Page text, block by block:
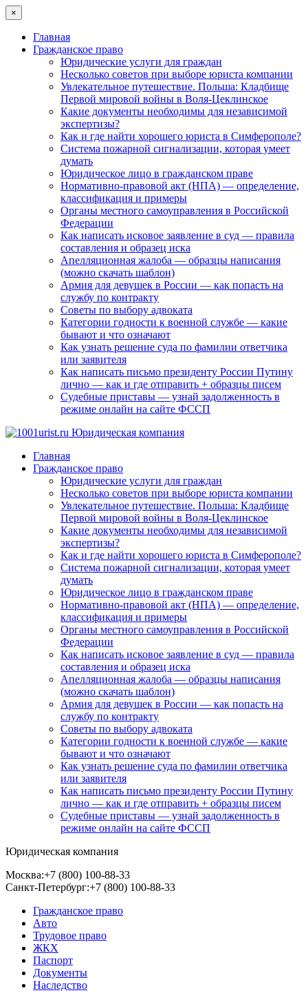
×
Главная
Гражданское право
Юридические услуги для граждан
Несколько советов при выборе юриста компании
Увлекательное путешествие. Польша: Кладбище
Первой мировой войны в Воля-Цеклинское
Какие документы необходимы для независимой
экспертизы?
Как и где найти хорошего юриста в Симферополе?
Система пожарной сигнализации, которая умеет
думать
Юридическое лицо в гражданском праве
Нормативно-правовой акт (НПА) — определение,
классификация и примеры
Органы местного самоуправления в Российской
Федерации
Как написать исковое заявление в суд — правила
составления и образец иска
Апелляционная жалоба — образцы написания
(можно скачать шаблон)
Армия для девушек в России — как попасть на
службу по контракту
Советы по выбору адвоката
Категории годности к военной службе — какие
бывают и что означают
Как узнать решение суда по фамилии ответчика
или заявителя
Как написать письмо президенту России Путину
лично — как и где отправить + образцы писем
Судебные приставы — узнай задолженность в
режиме онлайн на сайте ФССП
Главная
Гражданское право
Юридические услуги для граждан
Несколько советов при выборе юриста компании
Увлекательное путешествие. Польша: Кладбище
Первой мировой войны в Воля-Цеклинское
Какие документы необходимы для независимой
экспертизы?
Как и где найти хорошего юриста в Симферополе?
Система пожарной сигнализации, которая умеет
думать
Юридическое лицо в гражданском праве
Нормативно-правовой акт (НПА) — определение,
классификация и примеры
Органы местного самоуправления в Российской
Федерации
Как написать исковое заявление в суд — правила
составления и образец иска
Апелляционная жалоба — образцы написания
(можно скачать шаблон)
Армия для девушек в России — как попасть на
службу по контракту
Советы по выбору адвоката
Категории годности к военной службе — какие
бывают и что означают
Как узнать решение суда по фамилии ответчика
или заявителя
Как написать письмо президенту России Путину
лично — как и где отправить + образцы писем
Судебные приставы — узнай задолженность в
режиме онлайн на сайте ФССП
Юридическая компания
Москва:+7 (800) 100-88-33
Санкт-Петербург:+7 (800) 100-88-33
Гражданское право
Авто
Трудовое право
ЖКХ
Паспорт
Документы
Наследство